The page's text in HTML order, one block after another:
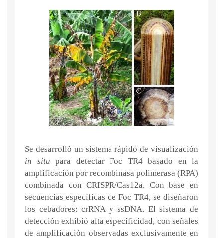
Se desarrolló un sistema rápido de visualización
in situ para detectar Foc TR4 basado en la
amplificación por recombinasa polimerasa (RPA)
combinada con CRISPR/Cas12a. Con base en
secuencias específicas de Foc TR4, se diseñaron
los cebadores: crRNA y ssDNA. El sistema de
detección exhibió alta especificidad, con señales
de amplificación observadas exclusivamente en